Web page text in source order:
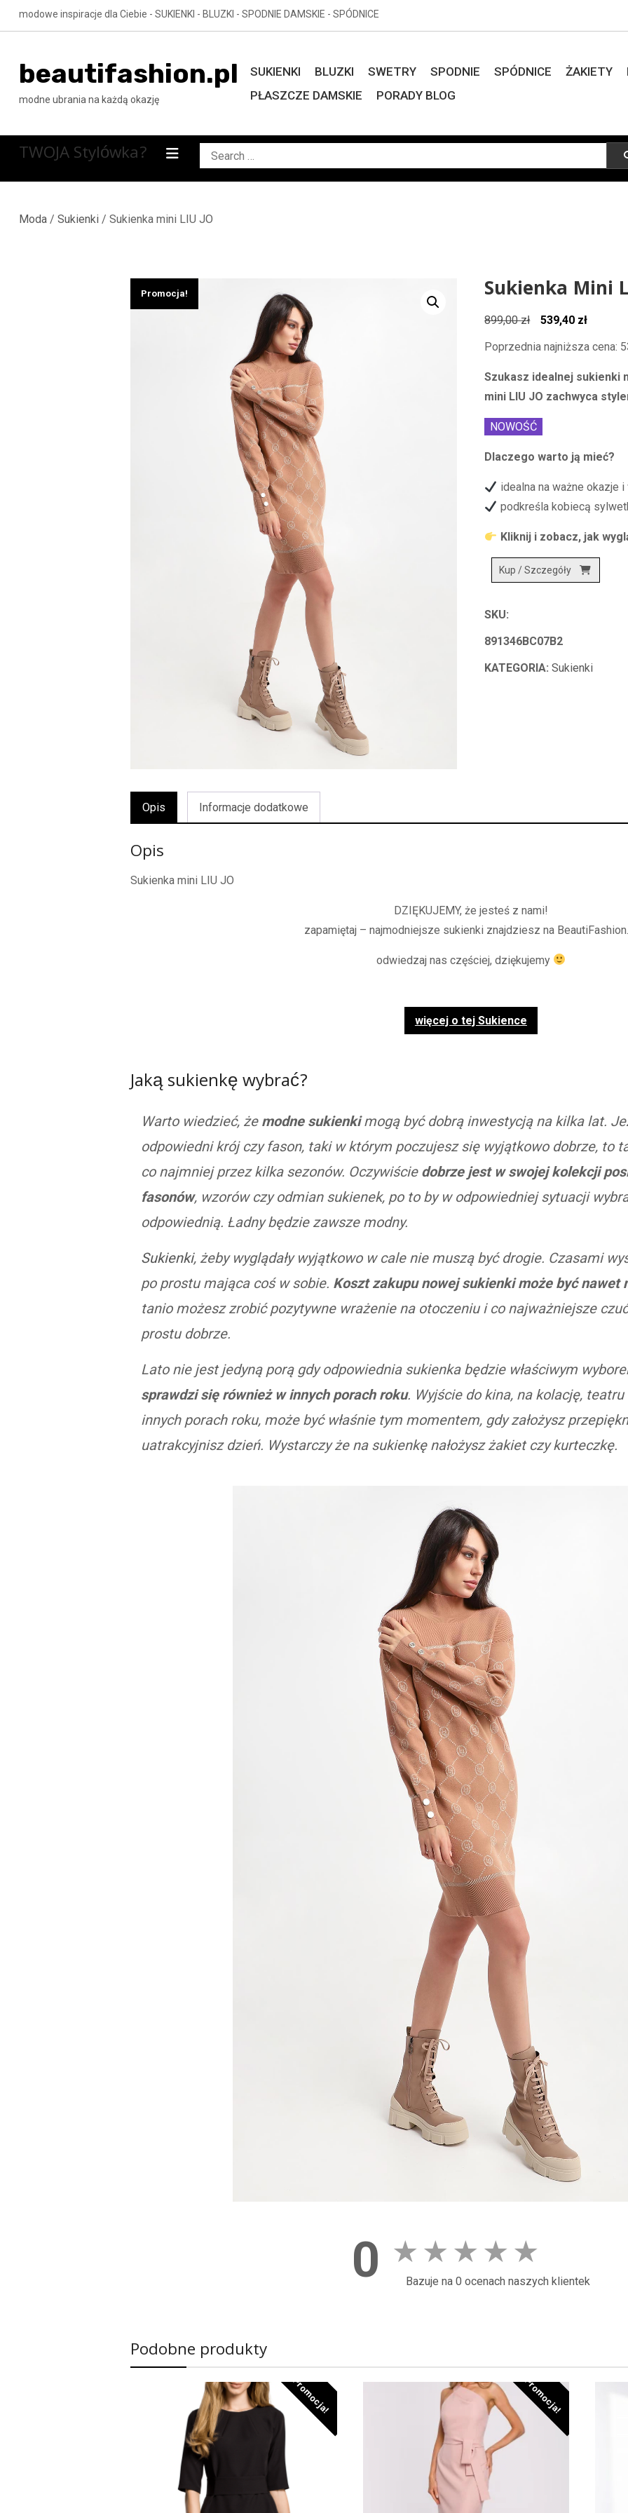
Skip
to
modowe inspiracje dla Ciebie - SUKIENKI - BLUZKI - SPODNIE DAMSKIE - SPÓDNICE
beautifashion.pl
modne ubrania na każdą okazję
SUKIENKI BLUZKI SWETRY SPODNIE SPÓDNICE ŻAKIETY
PŁASZCZE DAMSKIE
PORADY BLOG
TWOJA Stylówka?
Search
for:
Moda/ Sukienki/ Sukienka mini LIU JO
Promocja! Sukienka Mini
899,00zł
Pierwotna
cena
899,00 zł.
539,40 złAktualna
539,40
Poprzednia najniższa cena:
Szukasz idealnej sukienki
mini LIU JO zachwyca
NOWOŚĆ
Dlaczego warto ją mieć?
idealna na ważne okazje i
podkreśla kobiecą
Kliknij i zobacz, jak
Kup / Szczegóły
SKU:
891346BC07B2
KATEGORIA:Sukienki
Opis Informacje dodatkowe
Opis
Sukienka mini LIU JO
DZIĘKUJEMY, że jesteś z nami!
zapamiętaj – najmodniejsze sukienki znajdziesz na
odwiedzaj nas częściej, dziękujemy
więcej o tej Sukience
Jaką sukienkę wybrać?
Warto wiedzieć, że modne sukienkimogą być dobrą inwestycją na kilka lat.
odpowiedni krój czy fason, taki w którym poczujesz się wyjątkowo dobrze, to
co najmniej przez kilka sezonów. Oczywiście dobrze jest w swojej kolekcji
fasonów, wzorów czy odmian sukienek, po to by w odpowiedniej sytuacji
odpowiednią. Ładny będzie zawsze modny.
Sukienki, żeby wyglądały wyjątkowo w cale nie muszą być drogie. Czasami
po prostu mająca coś w sobie. Koszt zakupu nowej sukienki może być nawet
tanio możesz zrobić pozytywne wrażenie na otoczeniu i co najważniejsze
prostu dobrze.
Lato nie jest jedyną porą gdy odpowiednia sukienka będzie właściwym
sprawdzi się również w innych porach roku. Wyjście do kina, na kolację,
innych porach roku, może być właśnie tym momentem, gdy założysz
uatrakcyjnisz dzień. Wystarczy że na sukienkę nałożysz żakiet czy kurteczkę.
0 ★ ★ ★ ★ ★
Bazuje na 0 ocenach naszych klientek
Podobne produkty
Promocja! Promocja!